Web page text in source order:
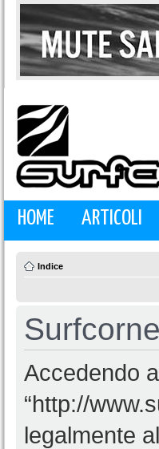
HOME ARTICOLI
Indice
Accedendo a
“http://
legalmente